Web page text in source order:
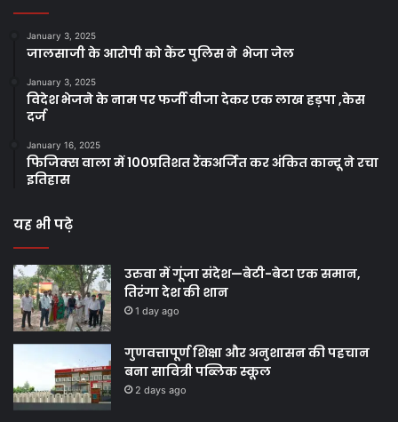
January 3, 2025
जालसाजी के आरोपी को कैंट पुलिस ने भेजा जेल
January 3, 2025
विदेश भेजने के नाम पर फर्जी वीजा देकर एक लाख हड़पा ,केस
दर्ज
January 16, 2025
फिजिक्स वाला में 100प्रतिशत रैंकअर्जित कर अंकित कान्दू ने रचा
इतिहास
यह भी पढ़े
उरुवा में गूंजा संदेश—बेटी-बेटा एक समान,
तिरंगा देश की शान
1 day ago
गुणवत्तापूर्ण शिक्षा और अनुशासन की पहचान
बना सावित्री पब्लिक स्कूल
2 days ago